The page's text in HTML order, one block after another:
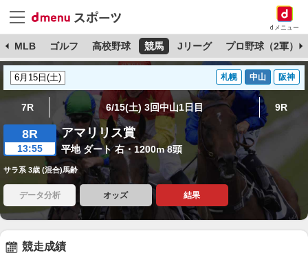
dメニュー
MLB ゴルフ 高校野球 競馬 Jリーグ プロ野球（2軍）
札幌 中山 阪神
7R 6/15(土) 3回中山1日目 9R
8R
13:55
アマリリス賞
平地 ダート 右・1200m 8頭
サラ系 3歳 (混合)馬齢
データ分析 オッズ 結果
競走成績